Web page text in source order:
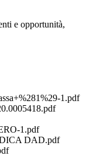
e opportunità,
1.pdf
1.pdf
DAD.pdf